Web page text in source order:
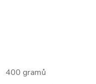
400 gramů